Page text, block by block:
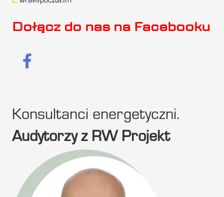
Dołącz do nas na Facebooku
Konsultanci energetyczni.
Audytorzy z RW Projekt